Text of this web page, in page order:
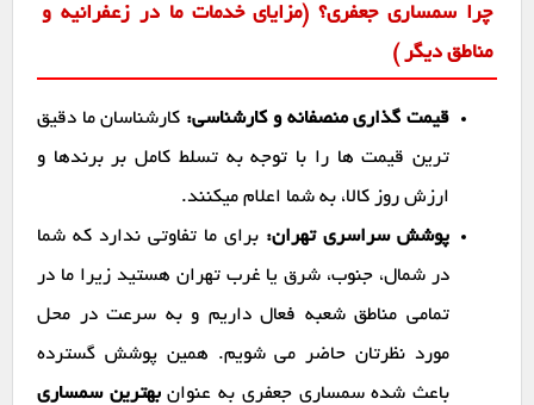
چرا سمساری جعفری؟ (مزایای خدمات ما در زعفرانیه و
مناطق دیگر )
قیمت گذاری منصفانه و کارشناسی: کارشناسان ما دقیق
ترین قیمت ها را با توجه به تسلط کامل بر برندها و
ارزش روز کالا، به شما اعلام میکنند.
پوشش سراسری تهران: برای ما تفاوتی ندارد که شما
در شمال، جنوب، شرق یا غرب تهران هستید زیرا ما در
تمامی مناطق شعبه فعال داریم و به سرعت در محل
مورد نظرتان حاضر می شویم. همین پوشش گسترده
باعث شده سمساری جعفری به عنوانبهترین سمساری